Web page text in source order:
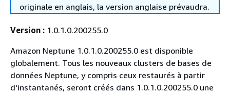
originale en anglais, la version anglaise prévaudra.
Version : 1.0.1.0.200255.0
Amazon Neptune 1.0.1.0.200255.0 est disponible
globalement. Tous les nouveaux clusters de bases de
données Neptune, y compris ceux restaurés à partir
d'instantanés, seront créés dans 1.0.1.0.200255.0 une